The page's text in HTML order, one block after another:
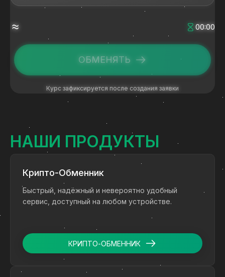
≈ 00:00
ОБМЕНЯТЬ
Курс зафиксируется после создания заявки
НАШИ ПРОДУКТЫ
Крипто-Обменник
Быстрый, надёжный и невероятно удобный
сервис, доступный на любом устройстве.
КРИПТО-ОБМЕННИК